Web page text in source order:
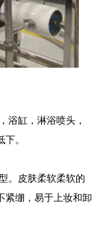
浴缸，淋浴喷头，
。
。皮肤柔软柔软的
紧绷，易于上妆和卸